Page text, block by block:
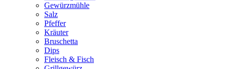
Gewürzmühle
Salz
Pfeffer
Kräuter
Bruschetta
Dips
Fleisch & Fisch